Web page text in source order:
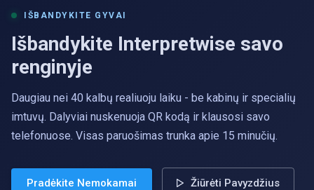
IŠBANDYKITE GYVAI
Išbandykite Interpretwise savo
renginyje
Daugiau nei 40 kalbų realiuoju laiku - be kabinų ir specialių
imtuvų. Dalyviai nuskenuoja QR kodą ir klausosi savo
telefonuose. Visas paruošimas trunka apie 15 minučių.
Pradėkite Nemokamai Žiūrėti Pavyzdžius